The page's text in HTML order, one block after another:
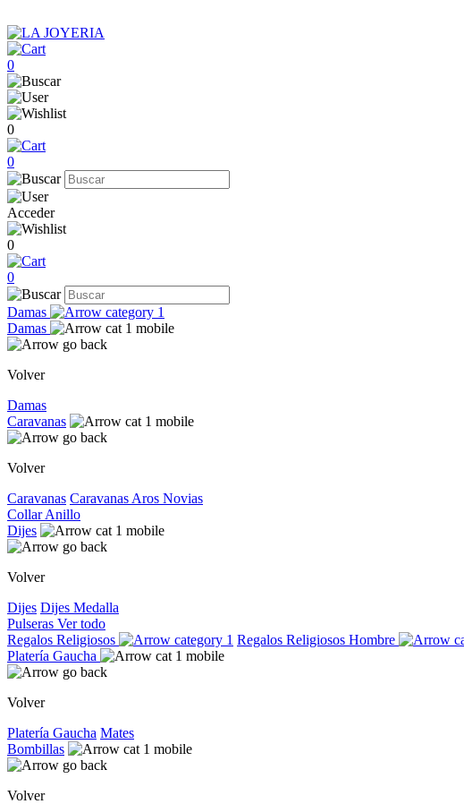
0
0
0
Acceder
0
0
Damas
Damas
Volver
Damas
Caravanas
Volver
Caravanas Caravanas Aros Novias
CollarAnillo
Dijes
Volver
Dijes Dijes Medalla
Pulseras Ver todo
Regalos Religiosos
Regalos Religiosos Hombre
Platería Gaucha
Volver
Platería Gaucha Mates
Bombillas
Volver